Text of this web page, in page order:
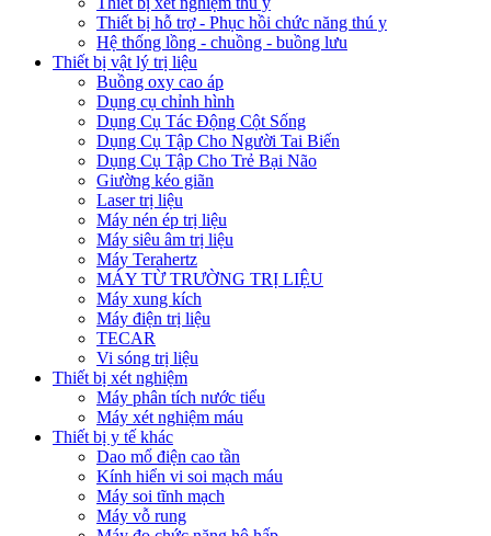
Thiết bị hỗ trợ - Phục hồi chức năng thú y
Hệ thống lồng - chuồng - buồng lưu
Thiết bị vật lý trị liệu
Buồng oxy cao áp
Dụng cụ chỉnh hình
Dụng Cụ Tác Động Cột Sống
Dụng Cụ Tập Cho Người Tai Biến
Dụng Cụ Tập Cho Trẻ Bại Não
Giường kéo giãn
Laser trị liệu
Máy nén ép trị liệu
Máy siêu âm trị liệu
Máy Terahertz
MÁY TỪ TRƯỜNG TRỊ LIỆU
Máy xung kích
Máy điện trị liệu
TECAR
Vi sóng trị liệu
Thiết bị xét nghiệm
Máy phân tích nước tiểu
Máy xét nghiệm máu
Thiết bị y tế khác
Dao mổ điện cao tần
Kính hiển vi soi mạch máu
Máy soi tĩnh mạch
Máy vỗ rung